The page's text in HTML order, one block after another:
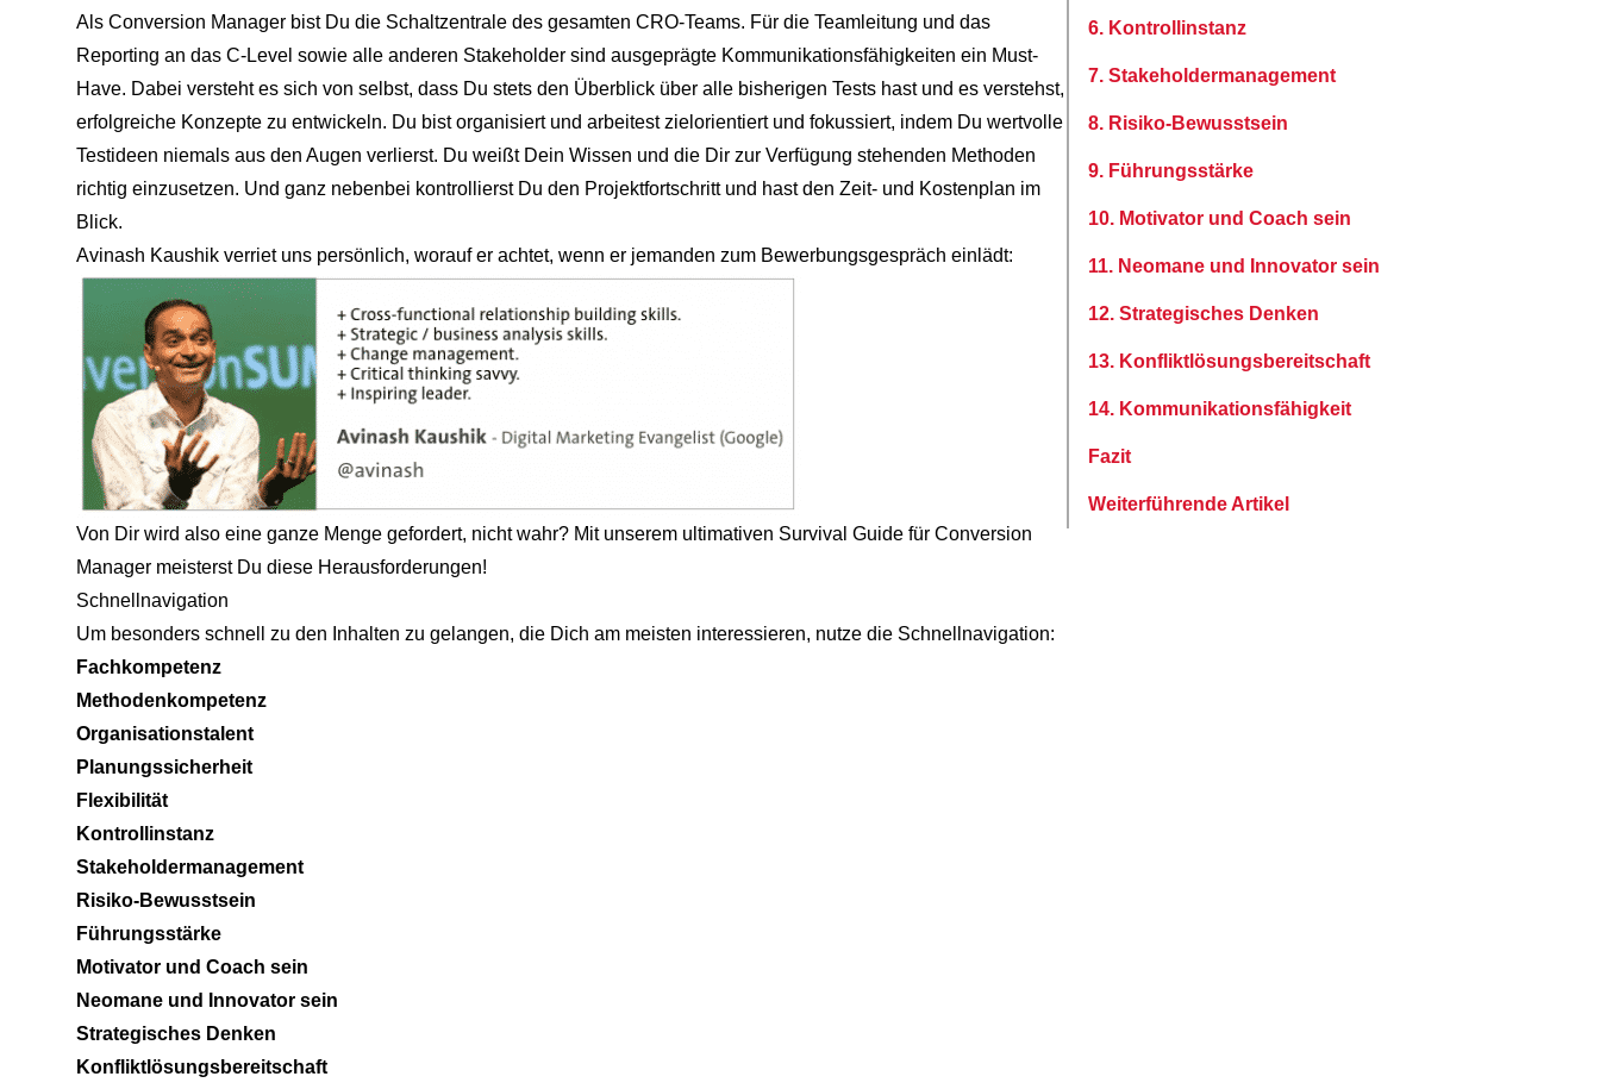
6. Kontrollinstanz
7. Stakeholdermanagement
8. Risiko-Bewusstsein
9. Führungsstärke
10. Motivator und Coach sein
11. Neomane und Innovator sein
12. Strategisches Denken
13. Konfliktlösungsbereitschaft
14. Kommunikationsfähigkeit
Fazit
Weiterführende Artikel
Als Conversion Manager bist Du die Schaltzentrale des gesamten CRO-Teams. Für die Teamleitung und das
Reporting an das C-Level sowie alle anderen Stakeholder sind ausgeprägte Kommunikationsfähigkeiten ein Must-
Have. Dabei versteht es sich von selbst, dass Du stets den Überblick über alle bisherigen Tests hast und es verstehst,
erfolgreiche Konzepte zu entwickeln. Du bist organisiert und arbeitest zielorientiert und fokussiert, indem Du wertvolle
Testideen niemals aus den Augen verlierst. Du weißt Dein Wissen und die Dir zur Verfügung stehenden Methoden
richtig einzusetzen. Und ganz nebenbei kontrollierst Du den Projektfortschritt und hast den Zeit- und Kostenplan im
Blick.
Avinash Kaushik verriet uns persönlich, worauf er achtet, wenn er jemanden zum Bewerbungsgespräch einlädt:
Von Dir wird also eine ganze Menge gefordert, nicht wahr? Mit unserem ultimativen Survival Guide für Conversion
Manager meisterst Du diese Herausforderungen!
Schnellnavigation
Um besonders schnell zu den Inhalten zu gelangen, die Dich am meisten interessieren, nutze die Schnellnavigation:
Fachkompetenz
Methodenkompetenz
Organisationstalent
Planungssicherheit
Flexibilität
Kontrollinstanz
Stakeholdermanagement
Risiko-Bewusstsein
Führungsstärke
Motivator und Coach sein
Neomane und Innovator sein
Strategisches Denken
Konfliktlösungsbereitschaft